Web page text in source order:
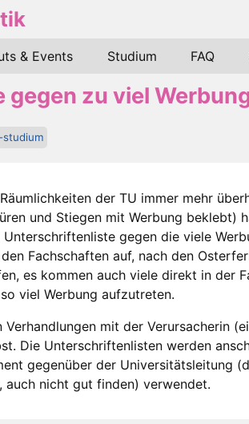
& Events Studium FAQ
zu viel
der TU immer mehr
und Stiegen mit Werbung beklebt)
Unterschriftenliste gegen die viele
Fachschaften auf, nach den
es kommen auch viele direkt in der
viel Werbung aufzutreten.
mit der Verursacherin
Die Unterschriftenlisten werden
gegenüber der Universitätsleitung
nicht gut finden) verwendet.